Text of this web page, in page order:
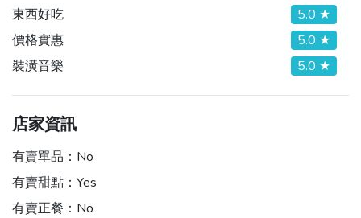
東西好吃
5.0 ★
價格實惠
5.0 ★
裝潢音樂
5.0 ★
店家資訊
有賣單品： No
有賣甜點： Yes
有賣正餐： No